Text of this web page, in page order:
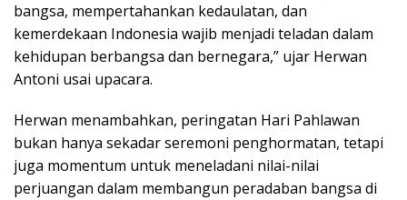
bangsa, mempertahankan kedaulatan, dan
kemerdekaan Indonesia wajib menjadi teladan dalam
kehidupan berbangsa dan bernegara,” ujar Herwan
Antoni usai upacara.
Herwan menambahkan, peringatan Hari Pahlawan
bukan hanya sekadar seremoni penghormatan, tetapi
juga momentum untuk meneladani nilai-nilai
perjuangan dalam membangun peradaban bangsa di